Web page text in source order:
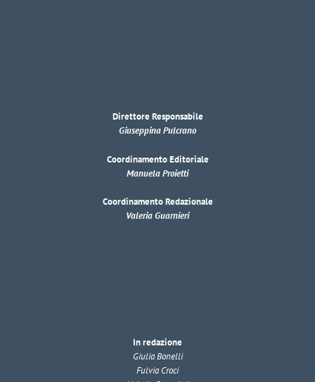
Direttore Responsabile
Giuseppina Pulcrano
Coordinamento Editoriale
Manuela Proietti
Coordinamento Redazionale
Valeria Guarnieri
In redazione
Giulia Bonelli
Fulvia Croci